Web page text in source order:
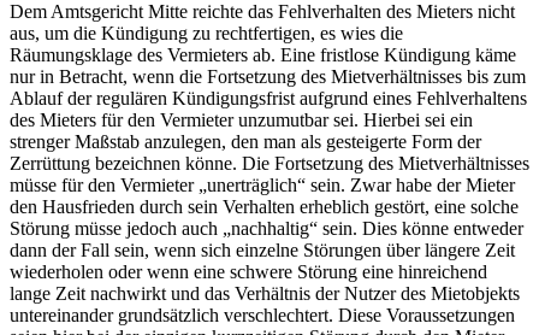
Dem Amtsgericht Mitte reichte das Fehlverhalten des Mieters nicht
aus, um die Kündigung zu rechtfertigen, es wies die
Räumungsklage des Vermieters ab. Eine fristlose Kündigung käme
nur in Betracht, wenn die Fortsetzung des Mietverhältnisses bis zum
Ablauf der regulären Kündigungsfrist aufgrund eines Fehlverhaltens
des Mieters für den Vermieter unzumutbar sei. Hierbei sei ein
strenger Maßstab anzulegen, den man als gesteigerte Form der
Zerrüttung bezeichnen könne. Die Fortsetzung des Mietverhältnisses
müsse für den Vermieter „unerträglich“ sein. Zwar habe der Mieter
den Hausfrieden durch sein Verhalten erheblich gestört, eine solche
Störung müsse jedoch auch „nachhaltig“ sein. Dies könne entweder
dann der Fall sein, wenn sich einzelne Störungen über längere Zeit
wiederholen oder wenn eine schwere Störung eine hinreichend
lange Zeit nachwirkt und das Verhältnis der Nutzer des Mietobjekts
untereinander grundsätzlich verschlechtert. Diese Voraussetzungen